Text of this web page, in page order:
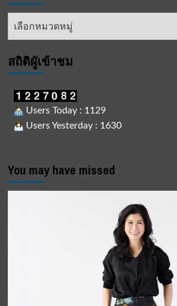
หัวข้อ
สถิติผูัเข้าชม
Users Today : 1129
Users Yesterday : 1630
You may have missed